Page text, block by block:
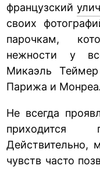
французский
своих
парочкам,
нежности у
Микаэль
Парижа и
Не всегда
Действительно,
чувств часто